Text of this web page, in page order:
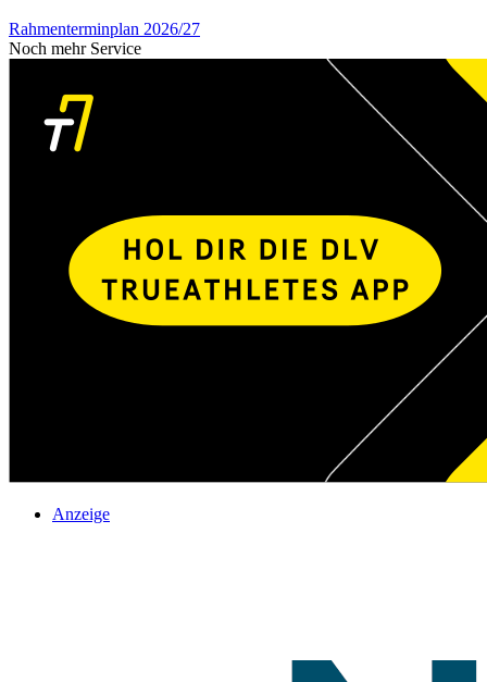
Rahmenterminplan 2026/27
Noch mehr Service
Anzeige